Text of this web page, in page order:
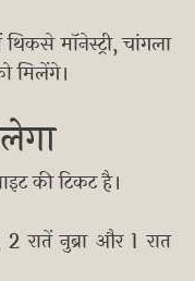
मॉनेस्ट्री, चांगला
मिलेंगे।
की टिकट है।
रातें नुब्रा और 1 रात